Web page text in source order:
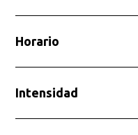
Horario
Intensidad